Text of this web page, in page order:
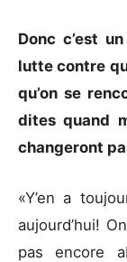
Donc c’est
lutte contre
qu’on se
dites quand
changeront
«Y’en a
aujourd’hui!
pas encore